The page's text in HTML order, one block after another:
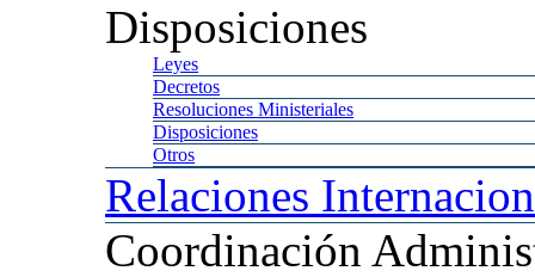
Disposiciones
Leyes
Decretos
Resoluciones Ministeriales
Disposiciones
Otros
Relaciones
Coordinación